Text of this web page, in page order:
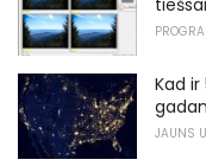
Kad ir
JAUNS